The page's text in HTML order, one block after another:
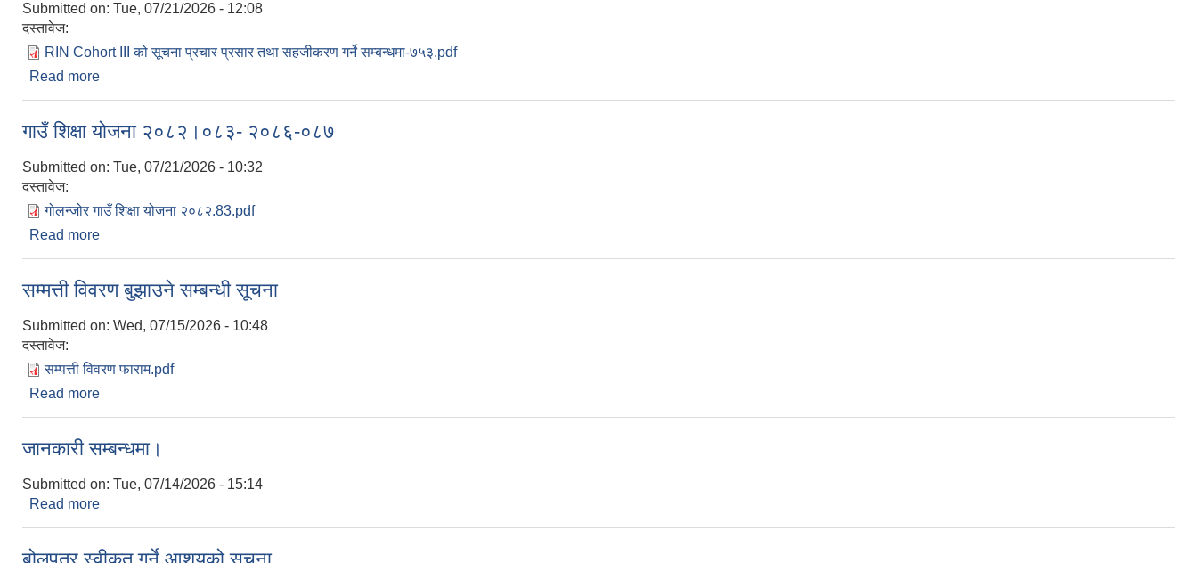
Submitted on: Tue, 07/21/2026 - 12:08
दस्तावेज:
RIN Cohort III को सूचना प्रचार प्रसार तथा सहजीकरण गर्ने सम्बन्धमा-७५३.pdf
Read more
गाउँ शिक्षा योजना २०८२।०८३- २०८६-०८७
Submitted on: Tue, 07/21/2026 - 10:32
दस्तावेज:
गोलन्जोर गाउँ शिक्षा योजना २०८२.83.pdf
Read more
सम्मत्ती विवरण बुझाउने सम्बन्धी सूचना
Submitted on: Wed, 07/15/2026 - 10:48
दस्तावेज:
सम्पत्ती विवरण फाराम.pdf
Read more
जानकारी सम्बन्धमा।
Submitted on: Tue, 07/14/2026 - 15:14
Read more
बोलपत्र स्वीकृत गर्ने आशयको सूचना